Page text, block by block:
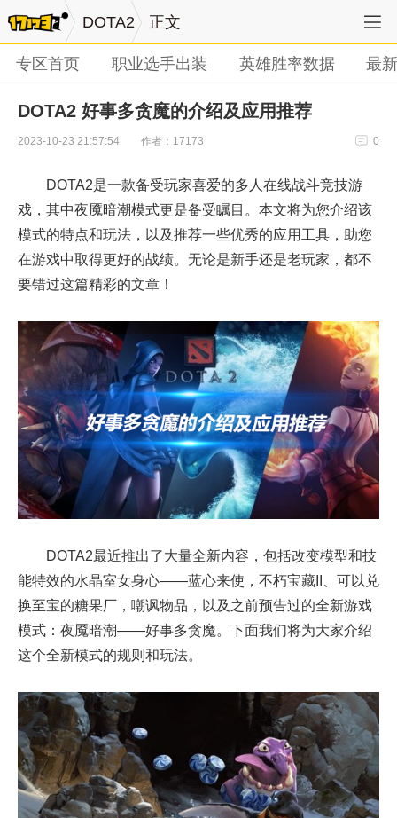
DOTA2 正文
专区首页 职业选手出装 英雄胜率数据 最
DOTA2 好事多贪魔的介绍及应用推荐
2023-10-23 21:57:54 作者：17173 0
DOTA2是一款备受玩家喜爱的多人在线战斗竞技游
戏，其中夜魇暗潮模式更是备受瞩目。本文将为您介绍该
模式的特点和玩法，以及推荐一些优秀的应用工具，助您
在游戏中取得更好的战绩。无论是新手还是老玩家，都不
要错过这篇精彩的文章！
DOTA2最近推出了大量全新内容，包括改变模型和技
能特效的水晶室女身心——蓝心来使，不朽宝藏II、可以兑
换至宝的糖果厂，嘲讽物品，以及之前预告过的全新游戏
模式：夜魇暗潮——好事多贪魔。下面我们将为大家介绍
这个全新模式的规则和玩法。